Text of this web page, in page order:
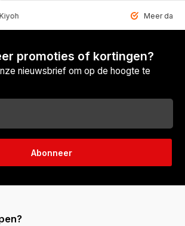
Meer dan 6459
promoties of kortingen?
nieuwsbrief om op de hoogte te
Abonneer